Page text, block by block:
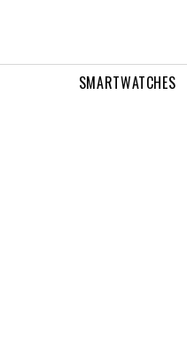
SMARTWATCHES